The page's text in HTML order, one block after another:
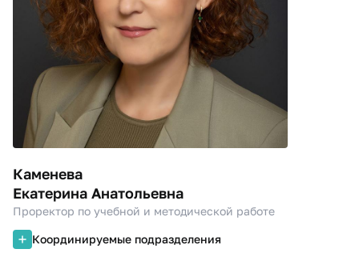
Каменева
Екатерина Анатольевна
Проректор по учебной и методической работе
Координируемые подразделения